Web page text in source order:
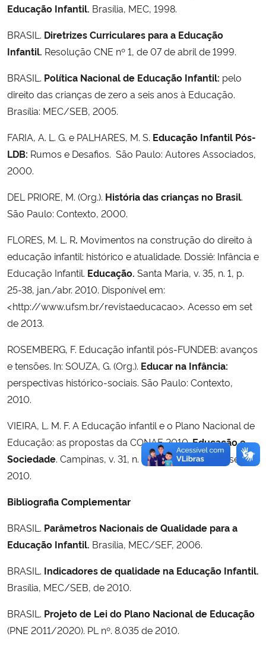
Ministério da Mulher, da Família e dos Direitos Humanos
Secretaria-Geral
Gabinete de Segurança Institucional
Advocacia-Geral da União
Planalto
Educação Infantil. Brasília, MEC, 1998.
BRASIL. Diretrizes Curriculares para a Educação
Infantil. Resolução CNE nº 1, de 07 de abril de 1999.
BRASIL. Política Nacional de Educação Infantil: pelo
direito das crianças de zero a seis anos à Educação.
Brasília: MEC/SEB, 2005.
FARIA, A. L. G. e PALHARES, M. S. Educação Infantil Pós-
LDB: Rumos e Desafios. São Paulo: Autores Associados,
2000.
DEL PRIORE, M. (Org.). História das crianças no Brasil.
São Paulo: Contexto, 2000.
FLORES, M. L. R. Movimentos na construção do direito à
educação infantil: histórico e atualidade. Dossiê: Infância e
Educação Infantil. Educação. Santa Maria, v. 35, n. 1, p.
25-38, jan./abr. 2010. Disponível em:
<http://www.ufsm.br/revistaeducacao>. Acesso em set
de 2013.
ROSEMBERG, F. Educação infantil pós-FUNDEB: avanços
e tensões. In: SOUZA, G. (Org.). Educar na Infância:
perspectivas histórico-sociais. São Paulo: Contexto,
2010.
VIEIRA, L. M. F. A Educação infantil e o Plano Nacional de
Educação: as propostas da CONAE 2010.Educação e
Sociedade. Campinas, v. 31, n. 112, p. 809-831, jul./set.
2010.
Bibliografia Complementar
BRASIL. Parâmetros Nacionais de Qualidade para a
Educação Infantil. Brasília, MEC/SEF, 2006.
BRASIL. Indicadores de qualidade na Educação Infantil.
Brasília, MEC/SEB, de 2010.
BRASIL. Projeto de Lei do Plano Nacional de Educação
(PNE 2011/2020). PL nº. 8.035 de 2010.